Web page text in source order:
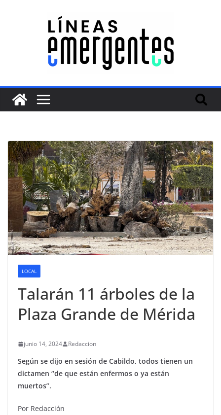
LOCAL
Talarán 11 árboles de la
Plaza Grande de Mérida
junio 14, 2024 Redaccion
Según se dijo en sesión de Cabildo, todos tienen un
dictamen “de que están enfermos o ya están
muertos”.
Por Redacción